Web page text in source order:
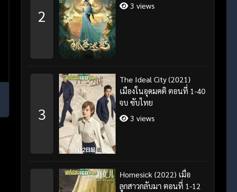
2
3 views
3
The Ideal City (2021)
เมืองในอุดมคติ ตอนที่ 1-40
จบ ซับไทย
3 views
Homesick (2022) เมื่อ
ลูกสาวกลับมา ตอนที่ 1-12